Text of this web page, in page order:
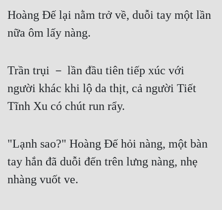
Hoàng Đế lại nằm trở về, duỗi tay một lần
nữa ôm lấy nàng.
Trần trụi － lần đầu tiên tiếp xúc với
người khác khi lộ da thịt, cả người Tiết
Tĩnh Xu có chút run rẩy.
"Lạnh sao?" Hoàng Đế hỏi nàng, một bàn
tay hắn đã duỗi đến trên lưng nàng, nhẹ
nhàng vuốt ve.